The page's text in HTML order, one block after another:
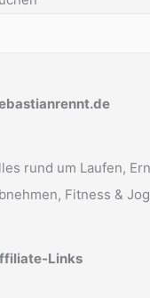
rund um Laufen,
Fitness &
Links